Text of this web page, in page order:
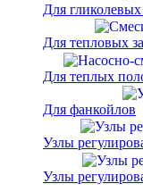
Для
Для тепловых
Для теплых
Для фанкойлов
Узлы
Узлы